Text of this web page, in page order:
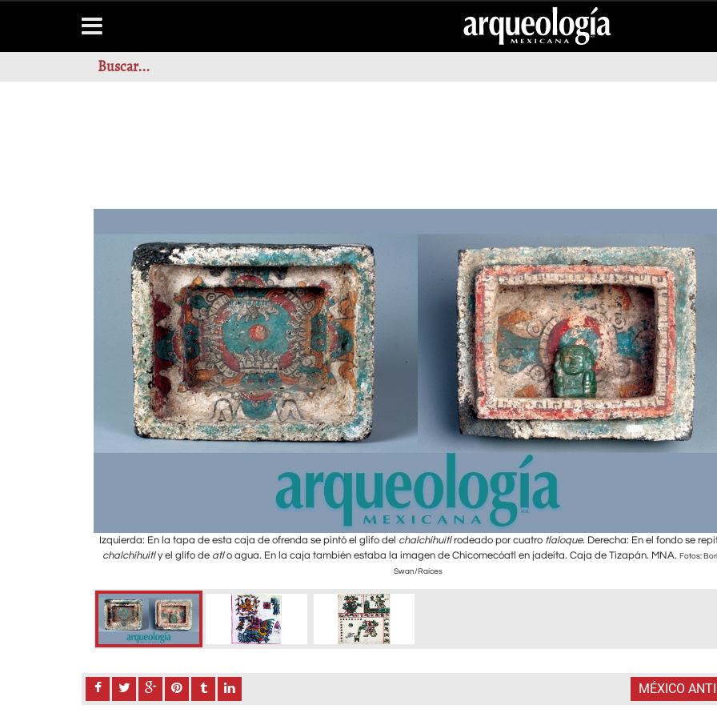
Izquierda: En la tapa de esta caja de ofrenda se pintó el glifo del chalchíhuitlrodeado por cuatro tlaloque. Derecha: En el fondo se
chalchíhuitly el glifo deatlo agua. En la caja también estaba la imagen de Chicomecóatl en jadeíta. Caja de Tizapán. MNA. Fotos:
Swan/Raíces
MÉXICO